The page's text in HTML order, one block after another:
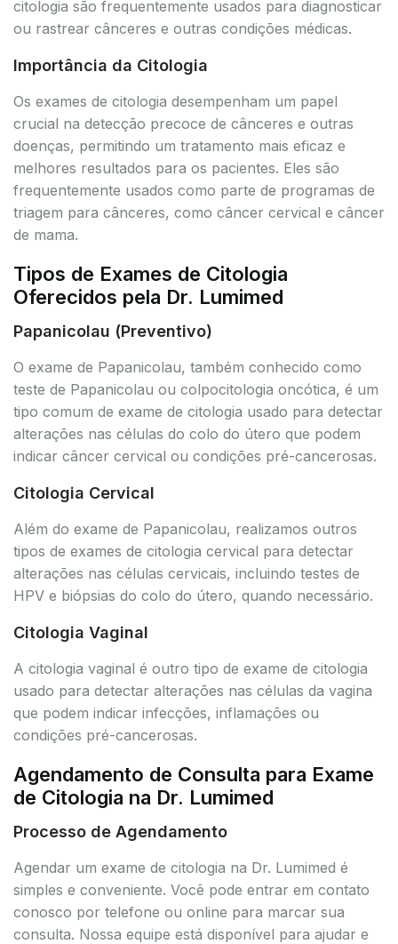
citologia são frequentemente usados para diagnosticar
ou rastrear cânceres e outras condições médicas.
Importância da Citologia
Os exames de citologia desempenham um papel
crucial na detecção precoce de cânceres e outras
doenças, permitindo um tratamento mais eficaz e
melhores resultados para os pacientes. Eles são
frequentemente usados como parte de programas de
triagem para cânceres, como câncer cervical e câncer
de mama.
Tipos de Exames de Citologia
Oferecidos pela Dr. Lumimed
Papanicolau (Preventivo)
O exame de Papanicolau, também conhecido como
teste de Papanicolau ou colpocitologia oncótica, é um
tipo comum de exame de citologia usado para detectar
alterações nas células do colo do útero que podem
indicar câncer cervical ou condições pré-cancerosas.
Citologia Cervical
Além do exame de Papanicolau, realizamos outros
tipos de exames de citologia cervical para detectar
alterações nas células cervicais, incluindo testes de
HPV e biópsias do colo do útero, quando necessário.
Citologia Vaginal
A citologia vaginal é outro tipo de exame de citologia
usado para detectar alterações nas células da vagina
que podem indicar infecções, inflamações ou
condições pré-cancerosas.
Agendamento de Consulta para Exame
de Citologia na Dr. Lumimed
Processo de Agendamento
Agendar um exame de citologia na Dr. Lumimed é
simples e conveniente. Você pode entrar em contato
conosco por telefone ou online para marcar sua
consulta. Nossa equipe está disponível para ajudar e